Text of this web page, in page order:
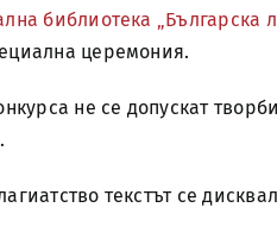
библиотека
церемония.
не се допускат
текстът се